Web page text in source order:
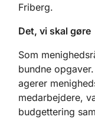
Friberg.
Det, vi skal gøre
Som
bundne
agerer
medarbejdere,
budgettering